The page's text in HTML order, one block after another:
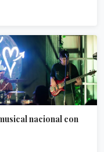
nacional con